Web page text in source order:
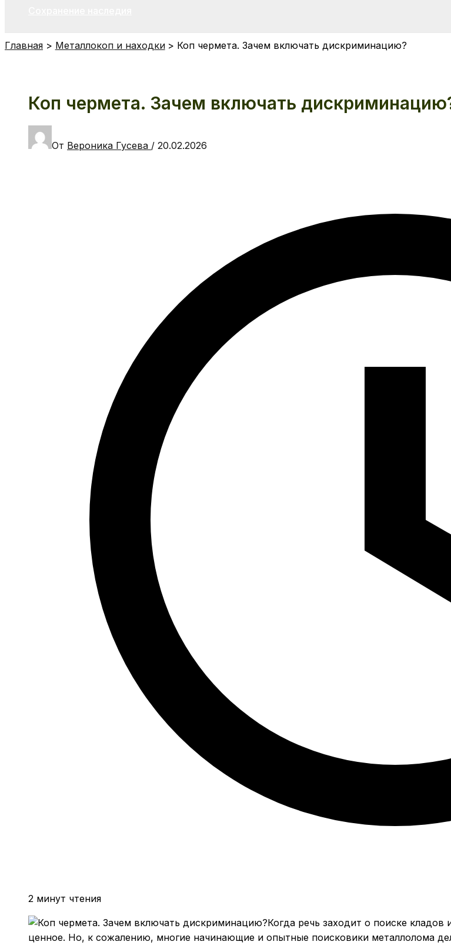
Главная Металлокоп и находки Коп чермета. Зачем включать дискриминацию?
Коп чермета. Зачем включать
От Вероника Гусева / 20.02.2026
2 минут чтения
Когда речь заходит о поиске
ценное. Но, к сожалению, многие начинающие и опытные поисковики металлолома